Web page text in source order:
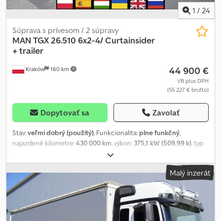
1 / 24
Kraków 160 km
Súprava s prívesom / 2 súpravy
MAN TGX 26.510 6x2-4/ Curtainsider
+ trailer
44 900 €
VB plus DPH
(55 227 € brutto)
Dopytovať sa Zavolať
Stav:veľmi dobrý (použitý), Funkcionalita: plne funkčný,
najazdené kilometre:430 000 km , výkon: 375,1 kW (509,99 k) , typ
, pohotovostná hmotnosť:
hmotnosť nákladu:14 390 kg, celková hmotnosť:26 000 kg,
konfigurácia náprav:6x2, farba:biely, kabína vodiča:spacia
kabína
automatický, emisná trieda:Euro 6 ,
zavesenie:
vzduch, dĺžka ložného priestoru: 8 200 mm, šírka
ložného priestoru:
, výška ložného priestoru:2 920 mm
Rok výroby:
AdBlue, Tachograf, klimatizácia,
Malý inzerát